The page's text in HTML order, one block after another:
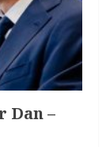
Dan –